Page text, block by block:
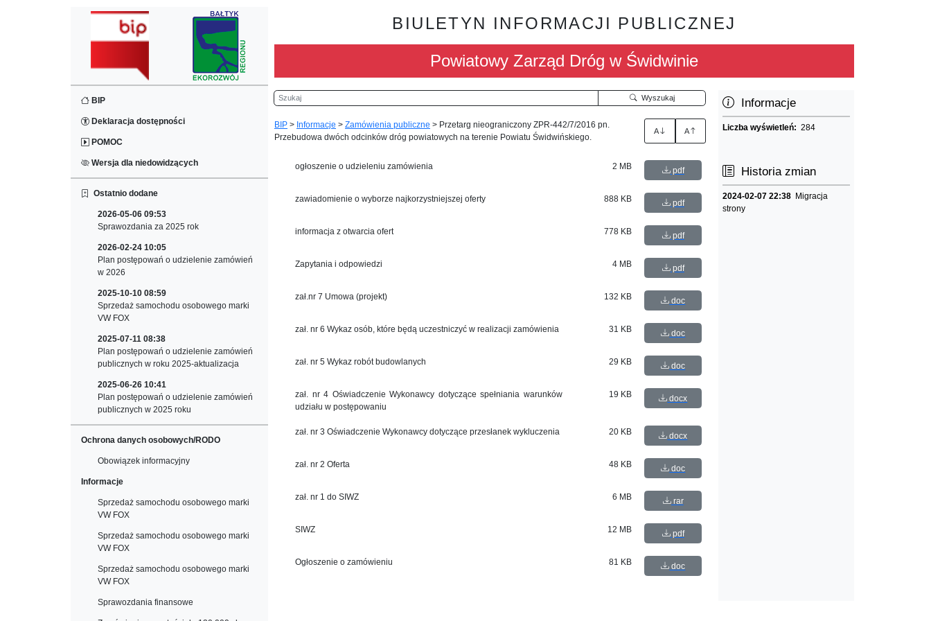
BIP
Deklaracja dostępności
POMOC
Wersja dla niedowidzących
Ostatnio dodane
2026-05-06 09:53
Sprawozdania za 2025 rok
2026-02-24 10:05
Plan postępowań o udzielenie zamówień
w 2026
2025-10-10 08:59
Sprzedaż samochodu osobowego marki
VW FOX
2025-07-11 08:38
Plan postępowań o udzielenie zamówień
publicznych w roku 2025-aktualizacja
2025-06-26 10:41
Plan postępowań o udzielenie zamówień
publicznych w 2025 roku
Ochrona danych osobowych/RODO
Obowiązek informacyjny
Informacje
Sprzedaż samochodu osobowego marki
VW FOX
Sprzedaż samochodu osobowego marki
VW FOX
Sprzedaż samochodu osobowego marki
VW FOX
Sprawozdania finansowe
BIULETYN INFORMACJI PUBLICZNEJ
Powiatowy Zarząd Dróg w Świdwinie
Szukaj Wyszukaj
BIP > Informacje > Zamówienia publiczne > Przetarg nieograniczony ZPR-442/7/2016 pn.
Przebudowa dwóch odcinków dróg powiatowych na terenie Powiatu Świdwińskiego.
A A
ogłoszenie o udzieleniu zamówienia 2 MB pdf
zawiadomienie o wyborze najkorzystniejszej oferty 888 KB pdf
informacja z otwarcia ofert 778 KB pdf
Zapytania i odpowiedzi 4 MB pdf
zał.nr 7 Umowa (projekt) 132 KB doc
zał. nr 6 Wykaz osób, które będą uczestniczyć w realizacji zamówienia 31 KB doc
zał. nr 5 Wykaz robót budowlanych 29 KB doc
zał. nr 4 Oświadczenie Wykonawcy dotyczące spełniania warunków
udziału w postępowaniu
19 KB docx
zał. nr 3 Oświadczenie Wykonawcy dotyczące przesłanek wykluczenia 20 KB docx
zał. nr 2 Oferta 48 KB doc
zał. nr 1 do SIWZ 6 MB rar
SIWZ 12 MB pdf
Ogłoszenie o zamówieniu 81 KB doc
Informacje
Liczba wyświetleń:284
Historia zmian
2024-02-07 22:38 Migracja
strony